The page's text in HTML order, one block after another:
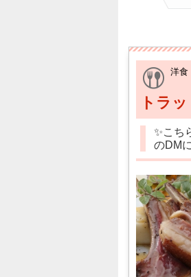
洋食
トラ
✨こち
のDM